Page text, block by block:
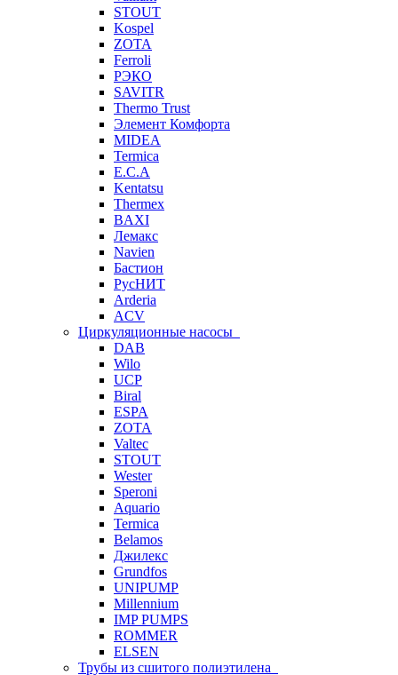
STOUT
Kospel
ZOTA
Ferroli
РЭКО
SAVITR
Thermo Trust
Элемент Комфорта
MIDEA
Termica
E.C.A
Kentatsu
Thermex
BAXI
Лемакс
Navien
Бастион
РусНИТ
Arderia
ACV
Циркуляционные насосы
DAB
Wilo
UCP
Biral
ESPA
ZOTA
Valtec
STOUT
Wester
Speroni
Aquario
Termica
Belamos
Джилекс
Grundfos
UNIPUMP
Millennium
IMP PUMPS
ROMMER
ELSEN
Трубы из сшитого полиэтилена